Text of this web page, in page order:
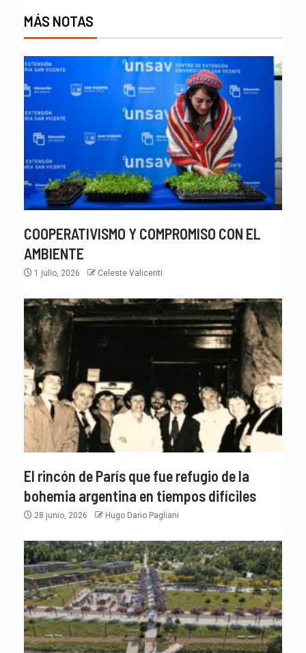
MÁS NOTAS
COOPERATIVISMO Y COMPROMISO CON EL
AMBIENTE
1 julio, 2026 Celeste Valicenti
El rincón de París que fue refugio de la
bohemia argentina en tiempos difíciles
28 junio, 2026 Hugo Dario Pagliani